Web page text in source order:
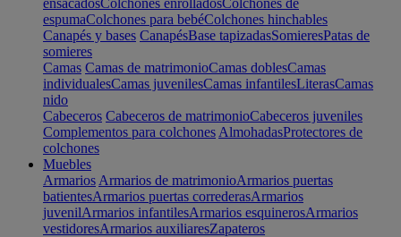
ensacadosColchones enrolladosColchones de
espumaColchones para bebéColchones hinchables
Canapés y bases CanapésBase tapizadasSomieresPatas de
somieres
Camas Camas de matrimonioCamas doblesCamas
individualesCamas juvenilesCamas infantilesLiterasCamas
nido
Cabeceros Cabeceros de matrimonioCabeceros juveniles
Complementos para colchones AlmohadasProtectores de
colchones
Muebles
Armarios Armarios de matrimonioArmarios puertas
batientesArmarios puertas correderasArmarios
juvenilArmarios infantilesArmarios esquinerosArmarios
vestidoresArmarios auxiliaresZapateros